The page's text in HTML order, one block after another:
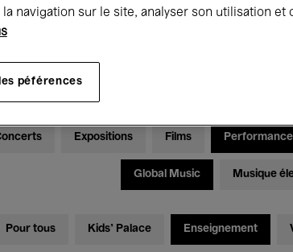
Samedi 08 - Dimanche
Expositions Films
Global Music Musique
Pour tous Kids’ Palace Enseignement
navigation sur le site, analyser son utilisation
péférences